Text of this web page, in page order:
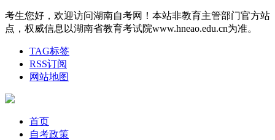
考生您好，欢迎访问湖南自考网！本站非教育主管部门官方站
点，权威信息以湖南省教育考试院www.hneao.edu.cn为准。
TAG标签
RSS订阅
网站地图
首页
自考政策